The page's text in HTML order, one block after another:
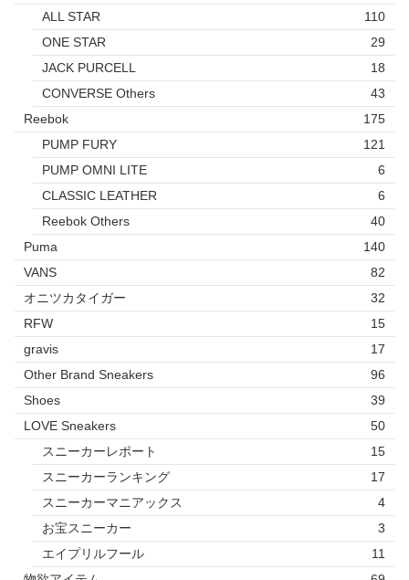
ALL STAR
110
ONE STAR
29
JACK PURCELL
18
CONVERSE Others
43
Reebok
175
PUMP FURY
121
PUMP OMNI LITE
6
CLASSIC LEATHER
6
Reebok Others
40
Puma
140
VANS
82
オニツカタイガー
32
RFW
15
gravis
17
Other Brand Sneakers
96
Shoes
39
LOVE Sneakers
50
スニーカーレポート
15
スニーカーランキング
17
スニーカーマニアックス
4
お宝スニーカー
3
エイプリルフール
11